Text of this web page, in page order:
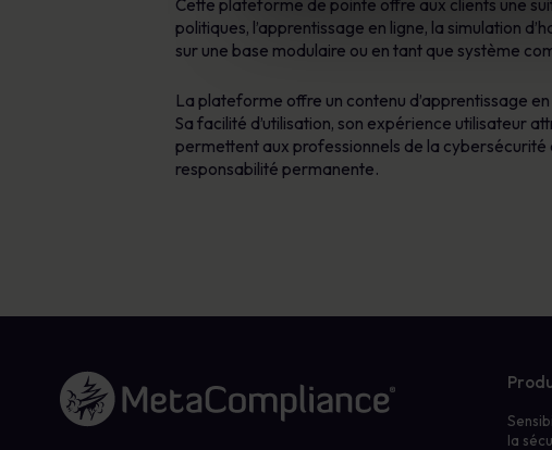
Cette plateforme de pointe offre aux clients une
politiques, l’apprentissage en ligne, la simulation
sur une base modulaire ou en tant que système
La plateforme offre un contenu d’apprentissage
Sa facilité d’utilisation, son expérience utilisateur
permettent aux professionnels de la
responsabilité permanente.
Lien vers la page d'accueil
la